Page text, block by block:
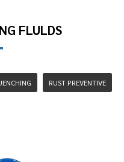
FLULDS
RUST PREVENTIVE